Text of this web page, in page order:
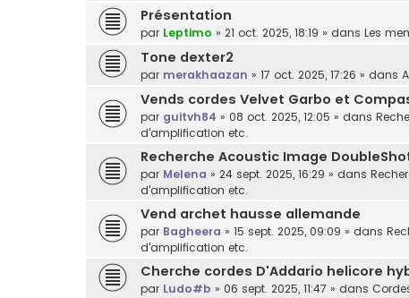
Présentation
par Leptimo » 21 oct. 2025, 18:19 » dans Les
Tone dexter2
par merakhaazan » 17 oct. 2025, 17:26 » dans
Vends cordes Velvet Garbo et
par guitvh84 » 08 oct. 2025, 12:05 » dans
d'amplification etc.
Recherche Acoustic Image
par Melena » 24 sept. 2025, 16:29 » dans
d'amplification etc.
Vend archet hausse allemande
par Bagheera » 15 sept. 2025, 09:09 » dans
d'amplification etc.
Cherche cordes D'Addario helicore
par Ludo#b » 06 sept. 2025, 11:47 » dans